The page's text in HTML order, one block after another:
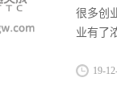
很多创
业有了
网络文
19-